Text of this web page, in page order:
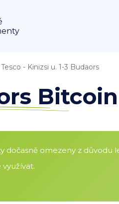
Tesco - Kinizsi u. 1-3 Budaors
dočasně omezeny z důvodu